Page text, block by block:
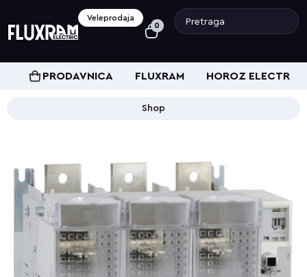
Veleprodaja
0
PRODAVNICA FLUXRAM HOROZ ELECTRIC
Shop